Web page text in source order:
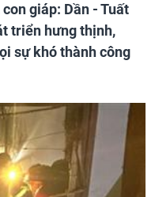
giáp: Dần - Tuất
triển hưng thịnh,
sự khó thành công